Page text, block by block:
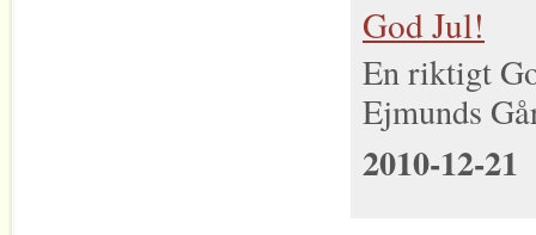
God Jul!
En riktigt
Ejmunds
2010-12-21